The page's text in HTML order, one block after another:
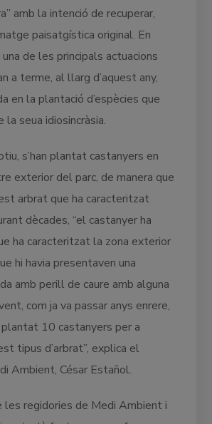
amb la intenció de recuperar,
paisatgística original. En
de les principals actuacions
a terme, al llarg d’aquest any,
en la plantació d’espècies que
la seua idiosincràsia.
s’han plantat castanyers en
exterior del parc, de manera que
arbrat que ha caracteritzat
dècades, “el castanyer ha
ha caracteritzat la zona exterior
hi havia presentaven una
amb perill de caure amb alguna
com ja va passar anys enrere,
plantat 10 castanyers per a
tipus d’arbrat”, explica el
Ambient, César Estañol.
les regidories de Medi Ambient i